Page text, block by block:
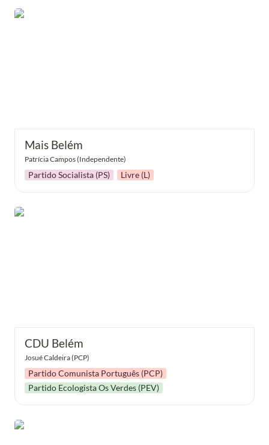
Mais Belém
Mais Belém
Patrícia Campos (Independente)
Partido Socialista (PS) Livre (L)
CDU Belém
CDU Belém
Josué Caldeira (PCP)
Partido Comunista Português (PCP)
Partido Ecologista Os Verdes (PEV)
Bloco Belém